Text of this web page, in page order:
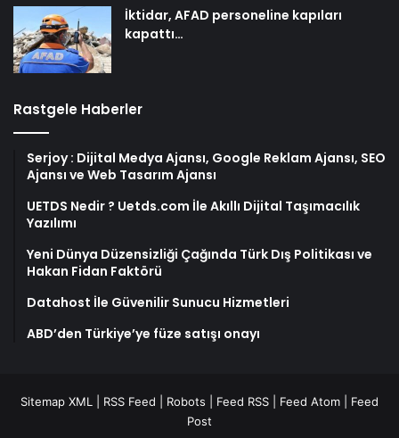
İktidar, AFAD personeline kapıları
kapattı…
Rastgele Haberler
Serjoy : Dijital Medya Ajansı, Google Reklam Ajansı, SEO
Ajansı ve Web Tasarım Ajansı
UETDS Nedir ? Uetds.com İle Akıllı Dijital Taşımacılık
Yazılımı
Yeni Dünya Düzensizliği Çağında Türk Dış Politikası ve
Hakan Fidan Faktörü
Datahost İle Güvenilir Sunucu Hizmetleri
ABD’den Türkiye’ye füze satışı onayı
Sitemap XML RSS Feed Robots Feed RSS Feed Atom
Feed
Post